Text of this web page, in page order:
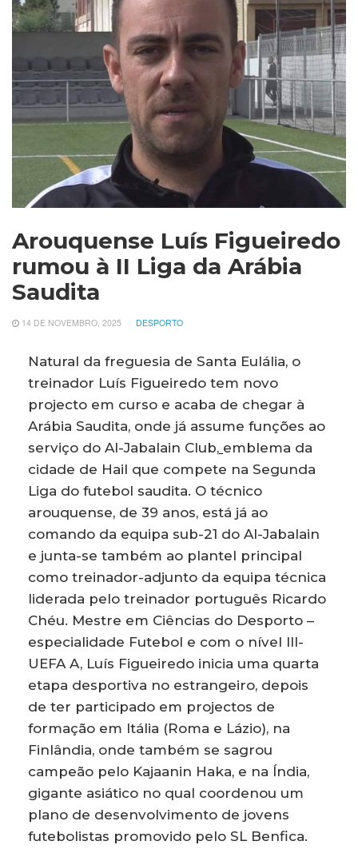
Arouquense Luís Figueiredo
rumou à II Liga da Arábia
Saudita
14 DE NOVEMBRO, 2025 DESPORTO
Natural da freguesia de Santa Eulália, o
treinador Luís Figueiredo tem novo
projecto em curso e acaba de chegar à
Arábia Saudita, onde já assume funções ao
serviço do Al-Jabalain Club, emblema da
cidade de Hail que compete na Segunda
Liga do futebol saudita. O técnico
arouquense, de 39 anos, está já ao
comando da equipa sub-21 do Al-Jabalain
e junta-se também ao plantel principal
como treinador-adjunto da equipa técnica
liderada pelo treinador português Ricardo
Chéu. Mestre em Ciências do Desporto –
especialidade Futebol e com o nível III-
UEFA A, Luís Figueiredo inicia uma quarta
etapa desportiva no estrangeiro, depois
de ter participado em projectos de
formação em Itália (Roma e Lázio), na
Finlândia, onde também se sagrou
campeão pelo Kajaanin Haka, e na Índia,
gigante asiático no qual coordenou um
plano de desenvolvimento de jovens
futebolistas promovido pelo SL Benfica.